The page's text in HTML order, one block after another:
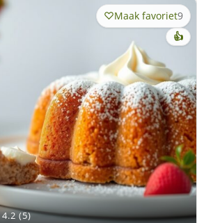
4.2 (5)
Maak favoriet9
👍